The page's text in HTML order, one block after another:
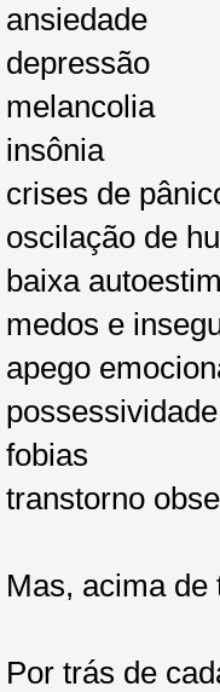
ansiedade
depressão
melancolia
insônia
crises de
oscilação de
baixa
medos e
apego
possessividade
fobias
transtorno
Mas, acima de
Por trás de